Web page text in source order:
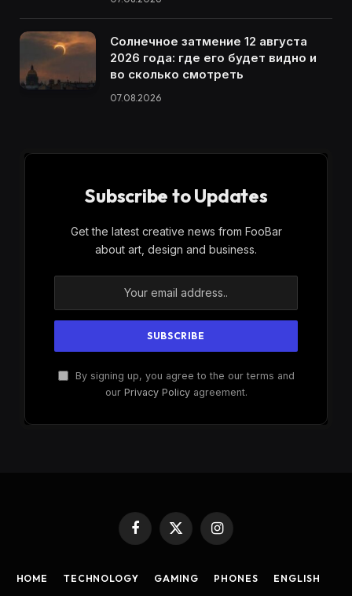
Солнечное затмение 12 августа
2026 года: где его будет видно и
во сколько смотреть
07.08.2026
Subscribe to Updates
Get the latest creative news from FooBar
about art, design and business.
By signing up, you agree to the our terms and
our Privacy Policyagreement.
Facebook
X
(Twitter)
Instagram
HOME TECHNOLOGY GAMING PHONES
ENGLISH